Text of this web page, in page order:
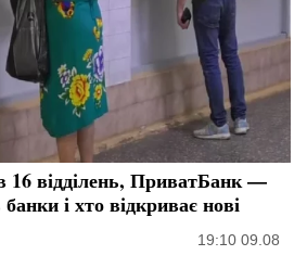
16 відділень, ПриватБанк —
і хто відкриває нові
19:10 09.08